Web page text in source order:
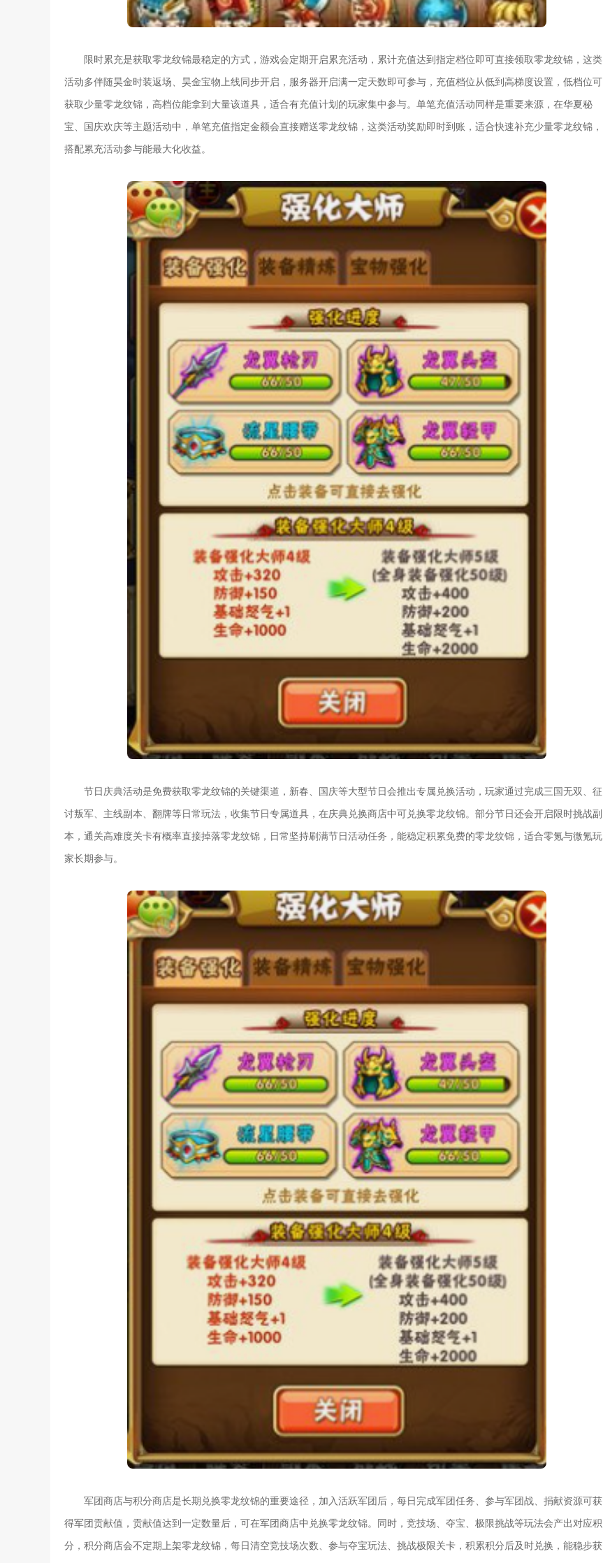
限时累充是获取零龙纹锦最稳定的方式，游戏会定期开启累充活动，累计充值达到指定档位即可直接领取零龙纹锦，这类
活动多伴随昊金时装返场、昊金宝物上线同步开启，服务器开启满一定天数即可参与，充值档位从低到高梯度设置，低档位可
获取少量零龙纹锦，高档位能拿到大量该道具，适合有充值计划的玩家集中参与。单笔充值活动同样是重要来源，在华夏秘
宝、国庆欢庆等主题活动中，单笔充值指定金额会直接赠送零龙纹锦，这类活动奖励即时到账，适合快速补充少量零龙纹锦，
搭配累充活动参与能最大化收益。
节日庆典活动是免费获取零龙纹锦的关键渠道，新春、国庆等大型节日会推出专属兑换活动，玩家通过完成三国无双、征
讨叛军、主线副本、翻牌等日常玩法，收集节日专属道具，在庆典兑换商店中可兑换零龙纹锦。部分节日还会开启限时挑战副
本，通关高难度关卡有概率直接掉落零龙纹锦，日常坚持刷满节日活动任务，能稳定积累免费的零龙纹锦，适合零氪与微氪玩
家长期参与。
军团商店与积分商店是长期兑换零龙纹锦的重要途径，加入活跃军团后，每日完成军团任务、参与军团战、捐献资源可获
得军团贡献值，贡献值达到一定数量后，可在军团商店中兑换零龙纹锦。同时，竞技场、夺宝、极限挑战等玩法会产出对应积
分，积分商店会不定期上架零龙纹锦，每日清空竞技场次数、参与夺宝玩法、挑战极限关卡，积累积分后及时兑换，能稳步获